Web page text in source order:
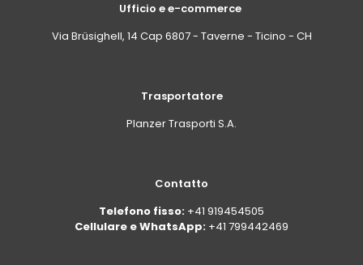
Ufficio e e-commerce
Via Brüsighell, 14 Cap 6807 - Taverne - Ticino - CH
Trasportatore
Planzer Trasporti S.A.
Contatto
Telefono fisso: +41 919454505
Cellulare e WhatsApp: +41 799442469